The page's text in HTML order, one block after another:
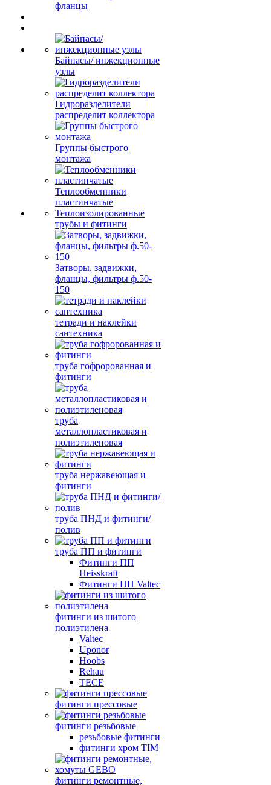
фланцы
Байпасы/ инжекционные
узлы
Гидроразделители
распределит коллектора
Группы быстрого
монтажа
Теплообменники
пластинчатые
Теплоизолированные
трубы и фитинги
Затворы, задвижки,
фланцы, фильтры ф.50-
150
тетради и наклейки
сантехника
труба гофророванная и
фитинги
труба
металлопластиковая и
полиэтиленовая
труба нержавеющая и
фитинги
труба ПНД и фитинги/
полив
труба ПП и фитинги
Фитинги ПП
Heisskraft
Фитинги ПП Valtec
фитинги из шитого
полиэтилена
Valtec
Uponor
Hoobs
Rehau
TECE
фитинги прессовые
фитинги резьбовые
резьбовые фитинги
фитинги хром TIM
фитинги ремонтные,